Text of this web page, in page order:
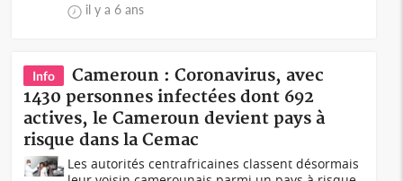
il y a 6 ans
Info
Cameroun : Coronavirus, avec
1430 personnes infectées dont 692
actives, le Cameroun devient pays à
risque dans la Cemac
Les autorités centrafricaines classent désormais